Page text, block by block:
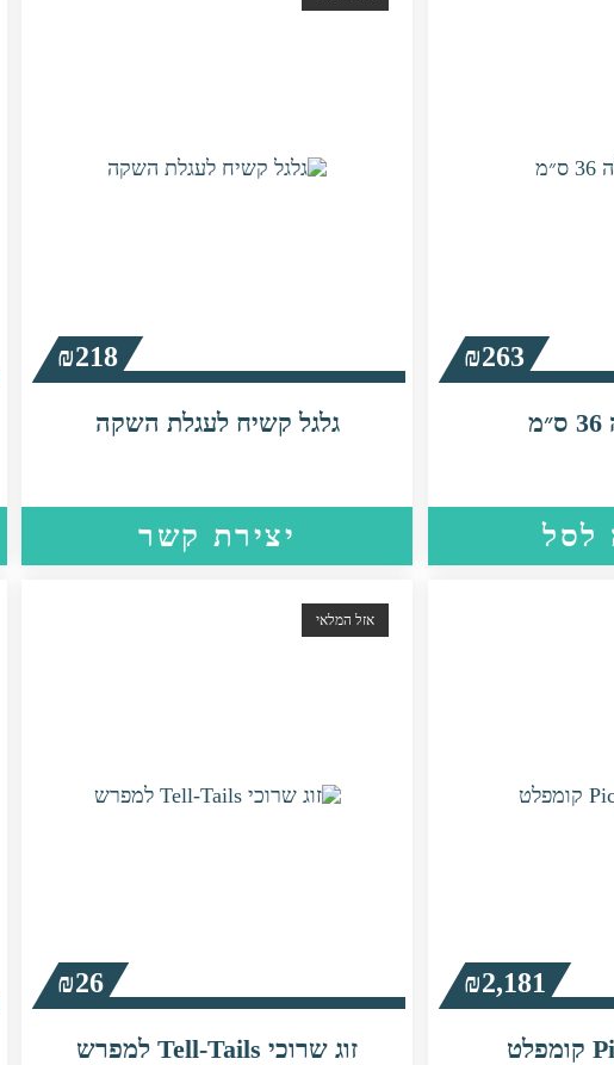
₪263
לסל
₪218
גלגל קשיח לעגלת השקה
יצירת קשר
₪2,181
אזל המלאי
₪26
זוג שרוכי Tell-Tails למפרש